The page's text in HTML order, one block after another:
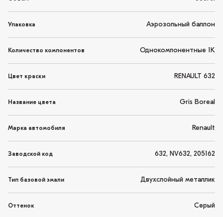
Упаковка Аэрозольный баллон
Количество компонентов Однокомпонентные 1K
Цвет краски RENAULT 632
Название цвета Gris Boreal
Марка автомобиля Renault
Заводской код 632, NV632, 205162
Тип базовой эмали Двухслойный металлик
Оттенок Серый